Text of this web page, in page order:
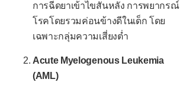
ระบบต่อมไร้ท่อ
เนื้องอกต่อมใต้สมอง
การฉีดยาเข้าไขสันหลัง การพยากรณ์
โรคโดยรวมค่อนข้างดีในเด็ก โดย
เฉพาะกลุ่มความเสี่ยงต่ำ
Acute Myelogenous Leukemia
(AML)